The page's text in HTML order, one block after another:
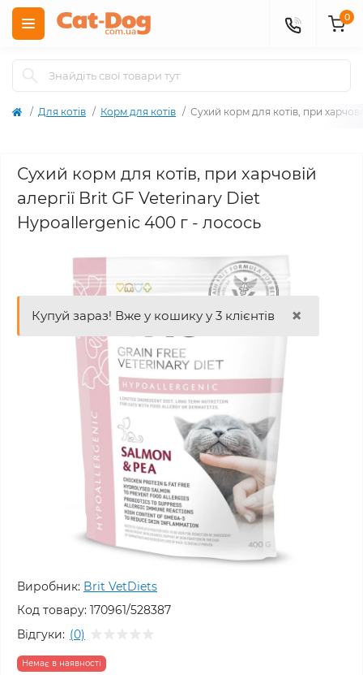
0
Для котів Корм для котів Сухий корм для котів, при
Сухий корм для котів, при харчовій
алергії Brit GF Veterinary Diet
Hypoallergenic 400 г - лосось
Купуй зараз! Вже у кошику у 3 клієнтів ×
Виробник: Brit VetDiets
Код товару: 170961/528387
Відгуки: (0)
Немає в наявності